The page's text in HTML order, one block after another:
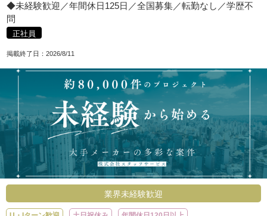
◆未経験歓迎／年間休日125日／全国募集／転勤なし／学歴不
問
正社員
掲載終了日： 2026/8/11
業界未経験歓迎